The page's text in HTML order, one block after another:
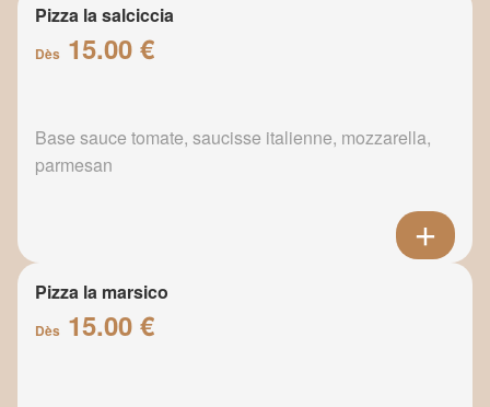
Pizza la salciccia
Dès 15.00 €
Base sauce tomate, saucisse italienne, mozzarella,
parmesan
Pizza la marsico
Dès 15.00 €